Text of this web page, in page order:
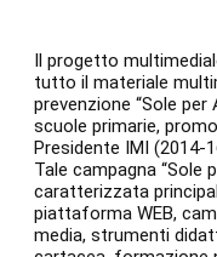
Il progetto
tutto il materiale
prevenzione “Sole per
scuole primarie,
Presidente IMI (2014-
Tale campagna “Sole
caratterizzata
piattaforma WEB,
media, strumenti